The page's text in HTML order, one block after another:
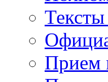
Прием